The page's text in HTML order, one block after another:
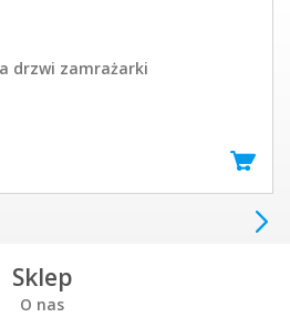
drzwi zamrażarki
Sklep
O nas